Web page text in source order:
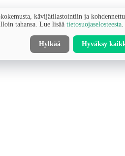
kävijätilastointiin ja
tahansa. Lue lisää tietosuojaselosteesta
Hylkää Hyväksy